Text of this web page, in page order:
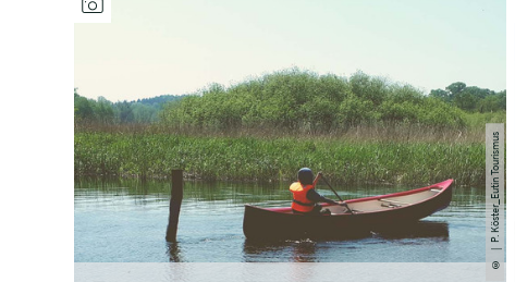
©
| P. Köster_Eutin Tourismus